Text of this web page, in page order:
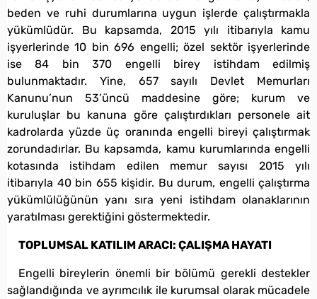
beden ve ruhi durumlarına uygun işlerde çalıştırmakla
yükümlüdür. Bu kapsamda, 2015 yılı itibarıyla kamu
işyerlerinde 10 bin 696 engelli; özel sektör işyerlerinde
ise 84 bin 370 engelli birey istihdam edilmiş
bulunmaktadır. Yine, 657 sayılı Devlet Memurları
Kanunu’nun 53’üncü maddesine göre; kurum ve
kuruluşlar bu kanuna göre çalıştırdıkları personele ait
kadrolarda yüzde üç oranında engelli bireyi çalıştırmak
zorundadırlar. Bu kapsamda, kamu kurumlarında engelli
kotasında istihdam edilen memur sayısı 2015 yılı
itibarıyla 40 bin 655 kişidir. Bu durum, engelli çalıştırma
yükümlülüğünün yanı sıra yeni istihdam olanaklarının
yaratılması gerektiğini göstermektedir.
TOPLUMSAL KATILIM ARACI: ÇALIŞMA HAYATI
Engelli bireylerin önemli bir bölümü gerekli destekler
sağlandığında ve ayrımcılık ile kurumsal olarak mücadele